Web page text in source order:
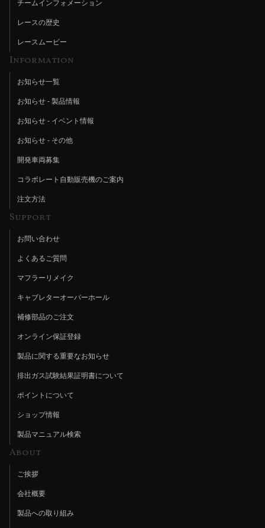
チームインフォメーション
レースの歴史
レースムービー
Information
お知らせ一覧
お知らせ - 製品情報
お知らせ - イベント情報
お知らせ - その他
開発車両募集
コラボレート自動販売機のご案内
注文方法
Support
お問い合わせ
よくあるご質問
マフラーリメイク
キャブレターオーバーホール
補修部品のご注文
オンライン保証登録
製品に関する重要なお知らせ
排出ガス試験結果証明書について
ポイントについて
ショップ情報
製品マニュアル検索
About
ご挨拶
会社概要
製品への取り組み